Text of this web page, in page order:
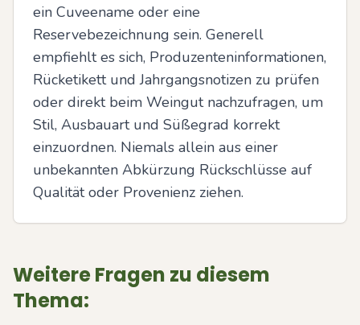
ein Cuveename oder eine
Reservebezeichnung sein. Generell
empfiehlt es sich, Produzenteninformationen,
Rücketikett und Jahrgangsnotizen zu prüfen
oder direkt beim Weingut nachzufragen, um
Stil, Ausbauart und Süßegrad korrekt
einzuordnen. Niemals allein aus einer
unbekannten Abkürzung Rückschlüsse auf
Qualität oder Provenienz ziehen.
Weitere Fragen zu diesem
Thema: